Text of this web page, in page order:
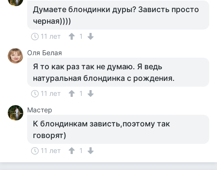
Думаете блондинки дуры? Зависть просто
черная))))
11 лет
1
Оля Белая
Я то как раз так не думаю. Я ведь
натуральная блондинка с рождения.
11 лет
1
Мастер
К блондинкам зависть,поэтому так
говорят)
11 лет 1